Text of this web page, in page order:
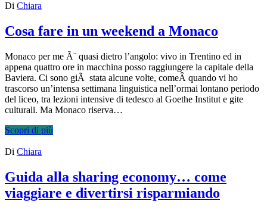
Di Chiara
Cosa fare in un weekend a Monaco
Monaco per me Ã¨ quasi dietro l’angolo: vivo in Trentino ed in
appena quattro ore in macchina posso raggiungere la capitale della
Baviera. Ci sono giÃ stata alcune volte, comeÂ quando vi ho
trascorso un’intensa settimana linguistica nell’ormai lontano periodo
del liceo, tra lezioni intensive di tedesco al Goethe Institut e gite
culturali. Ma Monaco riserva…
Scopri di più
Di Chiara
Guida alla sharing economy… come
viaggiare e divertirsi risparmiando